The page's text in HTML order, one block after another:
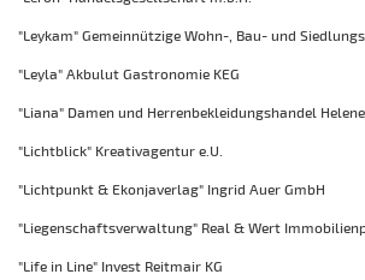
"Leykam" Gemeinnützige Wohn-, Bau- und
"Leyla" Akbulut Gastronomie KEG
"Liana" Damen und Herrenbekleidungshandel
"Lichtblick" Kreativagentur e.U.
"Lichtpunkt & Ekonjaverlag" Ingrid Auer GmbH
"Liegenschaftsverwaltung" Real & Wert
"Life in Line" Invest Reitmair KG